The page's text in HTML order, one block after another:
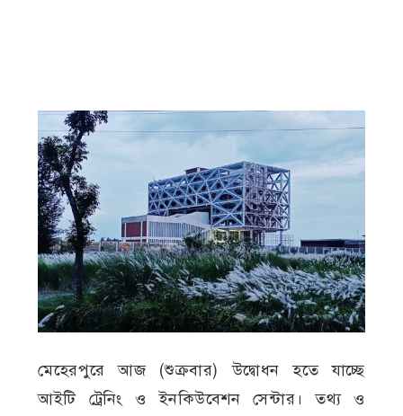
মেহেরপুরে আজ (শুক্রবার) উদ্বোধন হতে যাচ্ছে
আইটি ট্রেনিং ও ইনকিউবেশন সেন্টার। তথ্য ও